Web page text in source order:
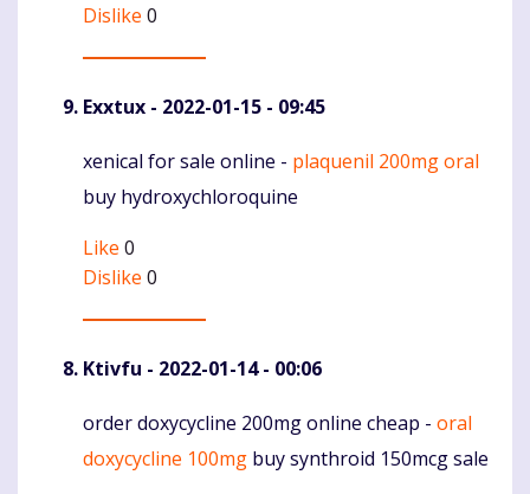
Dislike 0
Exxtux - 2022-01-15 - 09:45
Komentaras
xenical for sale online - plaquenil 200mg oral
buy hydroxychloroquine
Like 0
Dislike 0
Ktivfu - 2022-01-14 - 00:06
Komentaras
order doxycycline 200mg online cheap - oral
doxycycline 100mg buy synthroid 150mcg sale